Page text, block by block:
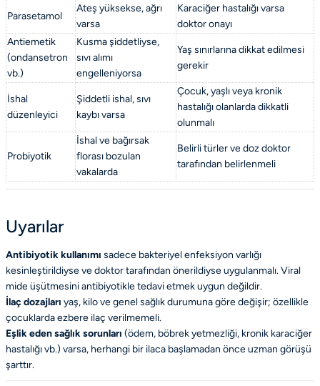
Parasetamol
Ateş yüksekse, ağrı
varsa
Karaciğer hastalığı varsa
doktor onayı
Antiemetik
(ondansetron
vb.)
Kusma şiddetliyse,
sıvı alımı
engelleniyorsa
Yaş sınırlarına dikkat edilmesi
gerekir
İshal
düzenleyici
Şiddetli ishal, sıvı
kaybı varsa
Çocuk, yaşlı veya kronik
hastalığı olanlarda dikkatli
olunmalı
Probiyotik
İshal ve bağırsak
florası bozulan
vakalarda
Belirli türler ve doz doktor
tarafından belirlenmeli
Uyarılar
Antibiyotik kullanımı sadece bakteriyel enfeksiyon varlığı
kesinleştirildiyse ve doktor tarafından önerildiyse uygulanmalı. Viral
mide üşütmesini antibiyotikle tedavi etmek uygun değildir.
İlaç dozajları yaş, kilo ve genel sağlık durumuna göre değişir; özellikle
çocuklarda ezbere ilaç verilmemeli.
Eşlik eden sağlık sorunları (ödem, böbrek yetmezliği, kronik karaciğer
hastalığı vb.) varsa, herhangi bir ilaca başlamadan önce uzman görüşü
şarttır.